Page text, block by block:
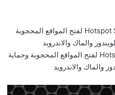
تحميل برنامج Hotspot Shield VPN لفتح المواقع المحجوبة وحماية
والماك والاندرويد